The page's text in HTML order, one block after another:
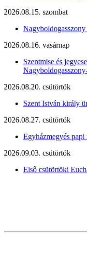
2026.08.15. szombat
2026.08.16. vasárnap
Szentmise és
2026.08.20. csütörtök
Szent István király
2026.08.27. csütörtök
Egyházmegyés papi
2026.09.03. csütörtök
Első csütörtöki